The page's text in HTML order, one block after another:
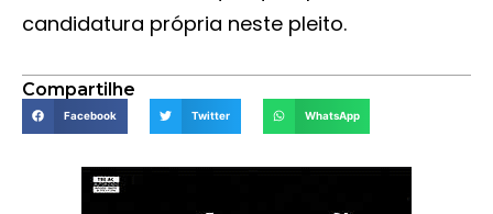
candidatura própria neste pleito.
Compartilhe
Facebook Twitter WhatsApp